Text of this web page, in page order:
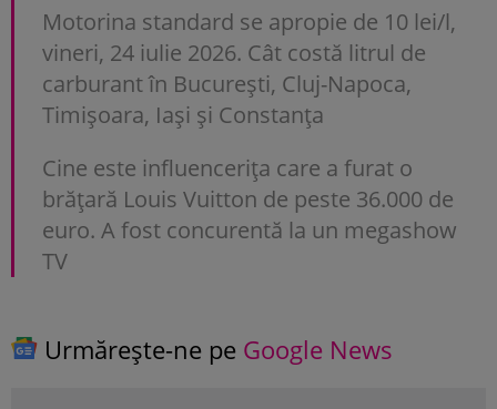
Motorina standard se apropie de 10 lei/l,
vineri, 24 iulie 2026. Cât costă litrul de
carburant în București, Cluj-Napoca,
Timișoara, Iași și Constanța
Cine este influencerița care a furat o
brățară Louis Vuitton de peste 36.000 de
euro. A fost concurentă la un megashow
TV
Urmărește-ne pe Google News